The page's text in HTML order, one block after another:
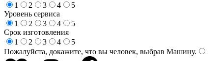
1
2 3 4
5
Уровень сервиса
1
2 3 4
5
Срок изготовления
1
2 3 4
5
Пожалуйста, докажите, что вы человек, выбрав Машину.